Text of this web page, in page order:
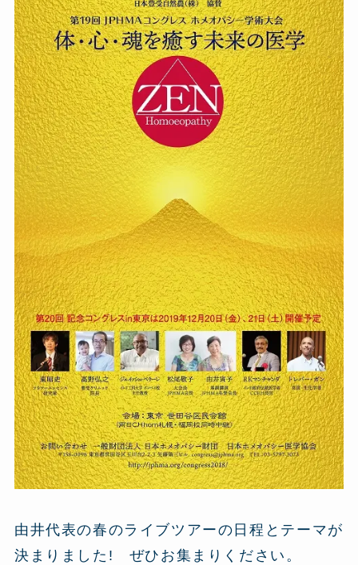
由井代表の春のライブツアーの日程とテーマが
決まりました! ぜひお集まりください。